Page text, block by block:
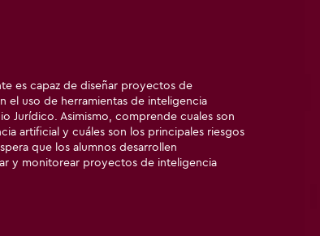
es capaz de diseñar proyectos de
el uso de herramientas de inteligencia
Jurídico. Asimismo, comprende cuales son
artificial y cuáles son los principales riesgos
que los alumnos desarrollen
y monitorear proyectos de inteligencia